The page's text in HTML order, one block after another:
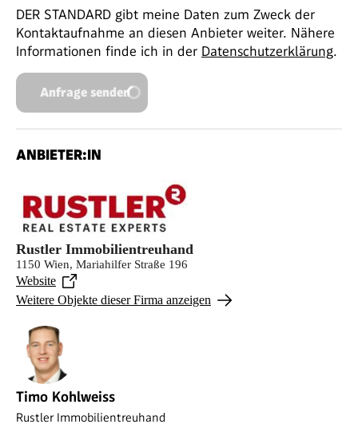
DER STANDARD gibt meine Daten zum Zweck der
Kontaktaufnahme an diesen Anbieter weiter. Nähere
Informationen finde ich in der Datenschutzerklärung.
Anfrage senden
ANBIETER:IN
Rustler Immobilientreuhand
1150 Wien, Mariahilfer Straße 196
Website
Weitere Objekte dieser Firma anzeigen
Timo Kohlweiss
Rustler Immobilientreuhand